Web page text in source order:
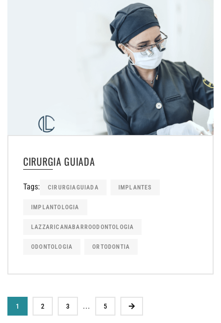
CIRURGIA GUIADA
Tags: CIRURGIAGUIADA IMPLANTES
IMPLANTOLOGIA
LAZZARICANABARROODONTOLOGIA
ODONTOLOGIA ORTODONTIA
1 2 3 ... 5